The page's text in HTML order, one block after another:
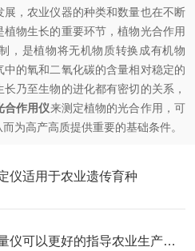
，农业仪器的种类和数量也在不断
物生长的重要环节，植物光合作用
，是植物将无机物质转换成有机物
的氧和二氧化碳的含量相对稳定的
乃至生物的进化都有密切的关系，
合作用仪来测定植物的光合作用，可
为高产高质提供重要的基础条件。
仪适用于农业遗传育种
土壤紧实度测量仪可以更好的指导农业生产和公路建设